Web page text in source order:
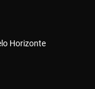
Horizonte